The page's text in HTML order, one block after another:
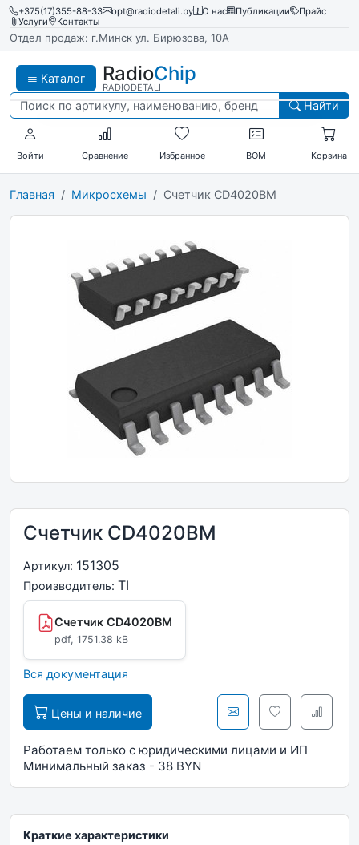
+375(17)355-88-33 opt@radiodetali.by О нас Публикации
Прайс
Услуги
Контакты
Отдел продаж: г.Минск ул. Бирюзова, 10А
Каталог RadioChip
RADIODETALI
Найти
Войти Сравнение Избранное BOM Корзина
Главная Микросхемы Счетчик CD4020BM
Счетчик CD4020BM
Артикул: 151305
Производитель: TI
Счетчик CD4020BM
pdf, 1751.38 kB
Вся документация
Цены и наличие
Работаем только с юридическими лицами и ИП
Минимальный заказ - 38 BYN
Краткие характеристики